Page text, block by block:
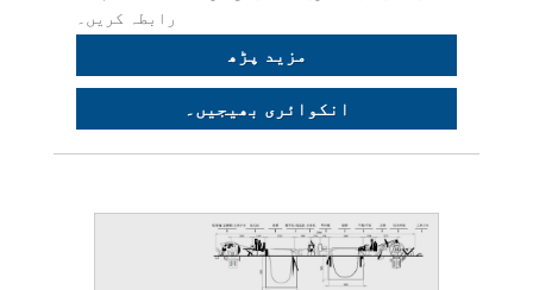
رابطہ کریں۔
مزید پڑھ
انکوائری بھیجیں۔